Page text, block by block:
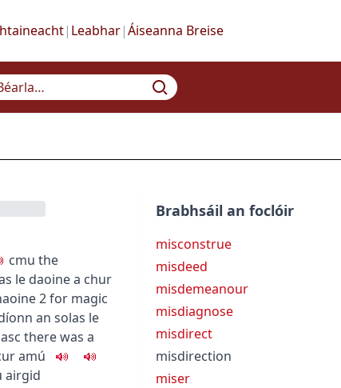
| Leabhar|Áiseanna Breise
cmu the
le daoine a chur
2for magic
an solas le
there was a
amú
airgid
Brabhsáil an foclóir
misconstrue
misdeed
misdemeanour
misdiagnose
misdirect
misdirection
miser